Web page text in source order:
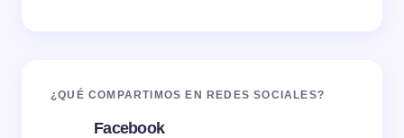
¿QUÉ COMPARTIMOS EN REDES SOCIALES?
Facebook